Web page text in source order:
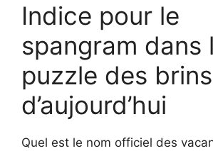
Indice pour le
spangram dans
puzzle des brins
d’aujourd’hui
Quel est le nom officiel des